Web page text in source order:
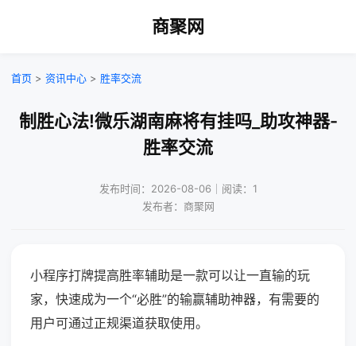
商聚网
首页 > 资讯中心 > 胜率交流
制胜心法!微乐湖南麻将有挂吗_助攻神器-
胜率交流
发布时间：2026-08-06｜阅读：1
发布者：商聚网
小程序打牌提高胜率辅助是一款可以让一直输的玩
家，快速成为一个“必胜”的输赢辅助神器，有需要的
用户可通过正规渠道获取使用。